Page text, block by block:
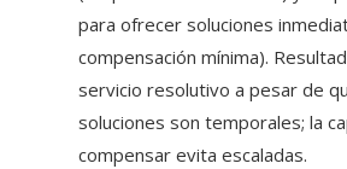
para ofrecer soluciones
compensación mínima).
servicio resolutivo a pesar de
soluciones son temporales; la
compensar evita escaladas.